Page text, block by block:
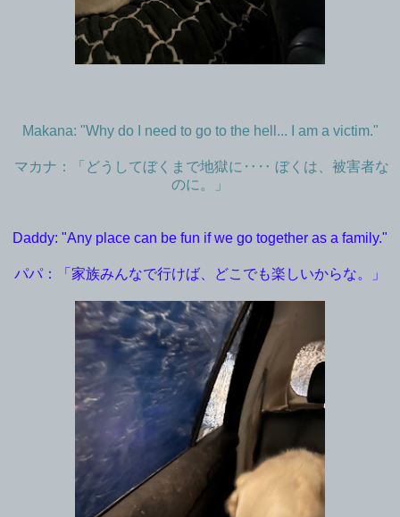
Makana: "Why do I need to go to the hell... I am a victim."
マカナ：「どうしてぼくまで地獄に‥‥ ぼくは、被害者な
のに。」
Daddy: "Any place can be fun if we go together as a family."
パパ：「家族みんなで行けば、どこでも楽しいからな。」